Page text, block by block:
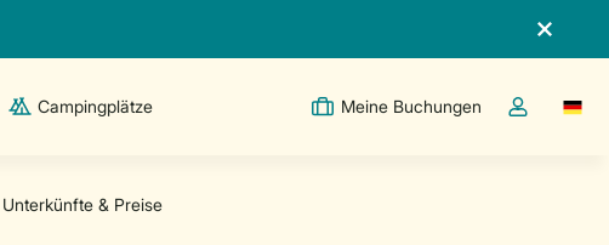
Campingplätze Meine Buchungen
Dropdown-